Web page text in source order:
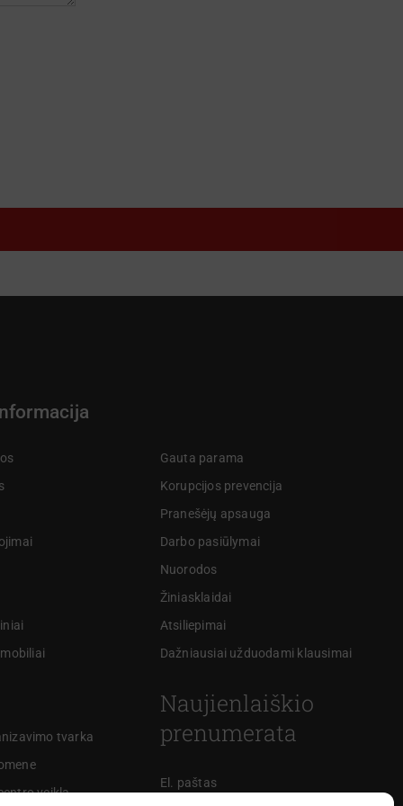
tvarka
veikla
Gauta parama
Korupcijos prevencija
Pranešėjų apsauga
Darbo pasiūlymai
Nuorodos
Žiniasklaidai
Atsiliepimai
Dažniausiai užduodami klausimai
Naujienlaiškio
prenumerata
El. paštas